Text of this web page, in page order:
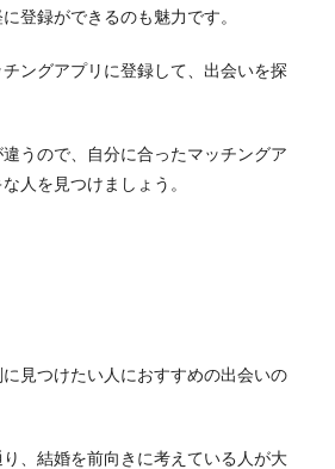
登録ができるのも魅力です。
ングアプリに登録して、出会いを探
うので、自分に合ったマッチングア
人を見つけましょう。
見つけたい人におすすめの出会いの
、結婚を前向きに考えている人が大